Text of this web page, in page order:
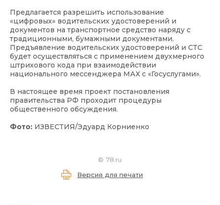
Предлагается разрешить использование
«цифровых» водительских удостоверений и
документов на транспортное средство наряду с
традиционными, бумажными документами.
Предъявление водительских удостоверений и СТС
будет осуществляться с применением двухмерного
штрихового кода при взаимодействии
национального мессенджера МАХ с «Госуслугами».
В настоящее время проект постановления
правительства РФ проходит процедуры
общественного обсуждения.
Фото: ИЗВЕСТИЯ/Эдуард Корниенко
© 78.ru
Версия для печати